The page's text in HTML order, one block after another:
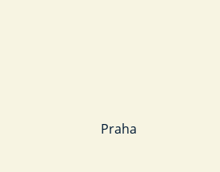
Praha